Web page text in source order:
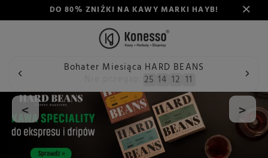
DO 80% ZNIŻKI NA KAWY MARKI HAYB!
Bohater Miesiąca HARD BEANS
25 14 12 10
< >